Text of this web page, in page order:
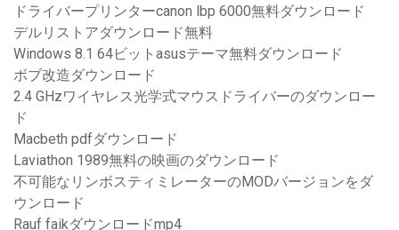
ドライバープリンターcanon lbp 6000無料ダウンロード
デルリストアダウンロード無料
Windows 8.1 64ビットasusテーマ無料ダウンロード
ボブ改造ダウンロード
2.4 GHzワイヤレス光学式マウスドライバーのダウンロー
ド
Macbeth pdfダウンロード
Laviathon 1989無料の映画のダウンロード
不可能なリンボスティミレーターのMODバージョンをダ
ウンロード
Rauf faikダウンロードmp4